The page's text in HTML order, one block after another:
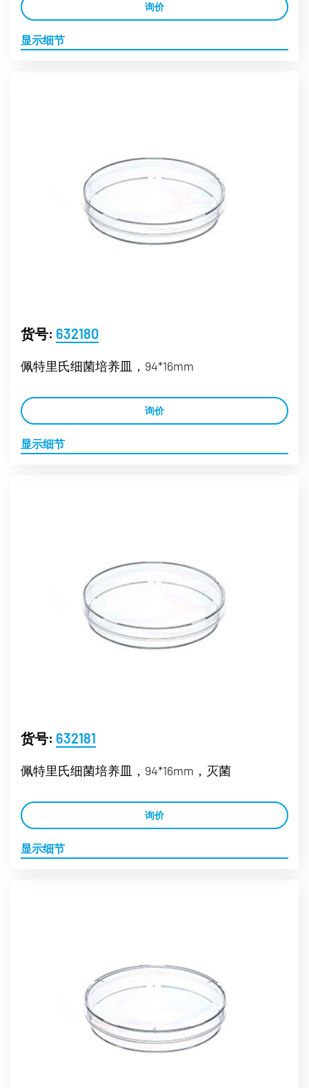
询价
显示细节
货号: 632180
佩特里氏细菌培养皿，94*16mm
询价
显示细节
货号: 632181
佩特里氏细菌培养皿，94*16mm，灭菌
询价
显示细节